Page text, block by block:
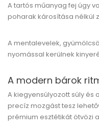
A tartós műanyag fej úgy
poharak károsítása nélkül
A mentalevelek,
nyomással kerülnek
A modern bárok
A kiegyensúlyozott súly és
precíz mozgást tesz
prémium esztétikát ötvözi